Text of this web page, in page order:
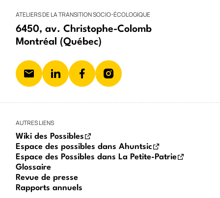
ATELIERS DE LA TRANSITION SOCIO-ÉCOLOGIQUE
6450, av. Christophe-Colomb
Montréal (Québec)
AUTRES LIENS
Wiki des Possibles
Espace des possibles dans Ahuntsic
Espace des Possibles dans La Petite-Patrie
Glossaire
Revue de presse
Rapports annuels